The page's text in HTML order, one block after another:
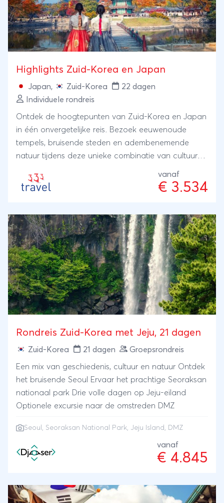
Highlights Zuid-Korea en Japan
Japan, Zuid-Korea
22 dagen
Individuele rondreis
Ontdek de hoogtepunten van Zuid-Korea en Japan
in één onvergetelijke reis. Bezoek eeuwenoude
tempels, bruisende steden en adembenemende
natuur tijdens deze unieke combinatie van cultuur
vanaf
€ 3.534
Rondreis Zuid-Korea met Jeju, 21 dagen
Zuid-Korea 21 dagen Groepsrondreis
Een mix van geschiedenis, cultuur en natuur Ontdek
het bruisende Seoul Ervaar het prachtige Seoraksan
nationaal park Drie volle dagen op Jeju-eiland
Optionele excursie naar de omstreden DMZ
Seoul, Seoraksan National Park, Jeju Island, DMZ
vanaf
€ 4.845